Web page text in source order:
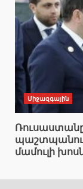
Միջազգային
մամուլի